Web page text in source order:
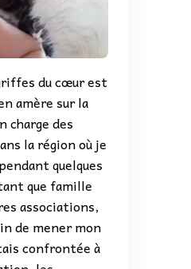
du cœur est
amère sur la
charge des
la région où je
quelques
que famille
associations,
de mener mon
confrontée à